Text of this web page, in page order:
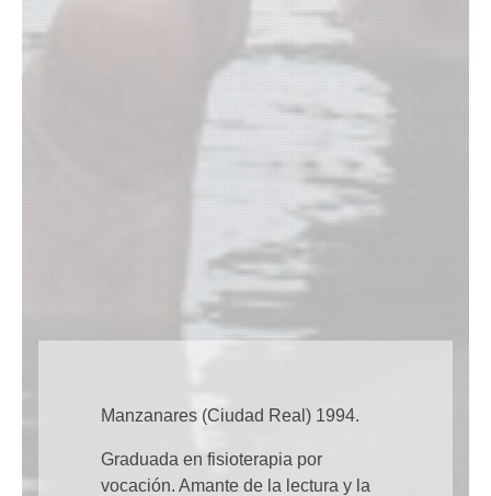
Manzanares (Ciudad Real) 1994.
Graduada en fisioterapia por
vocación. Amante de la lectura y la